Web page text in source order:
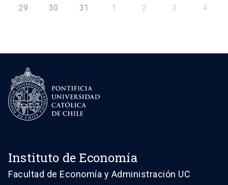
29 30 31 1 2 3 4
Instituto de Economía
Facultad de Economía y Administración UC